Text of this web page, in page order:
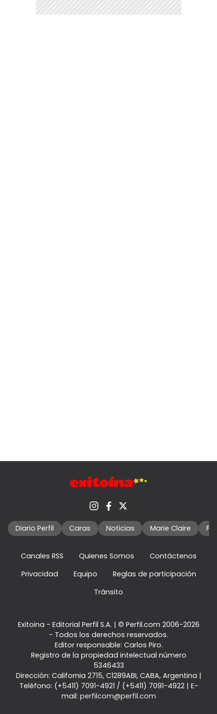
Diario Perfil Caras Noticias Marie Claire
Canales RSS Quienes Somos
Contáctenos
Privacidad
Equipo
Reglas de participación
Tránsito
Exitoina - Editorial Perfil S.A. | © Perfil.com 2006-2026
- Todos los derechos reservados.
Editor responsable: Carlos Piro.
Registro de la propiedad intelectual número
5346433
Dirección: California 2715, C1289ABI, CABA, Argentina |
Teléfono: (+5411) 7091-4921 / (+5411) 7091-4922| E-
mail: perfilcom@perfil.com